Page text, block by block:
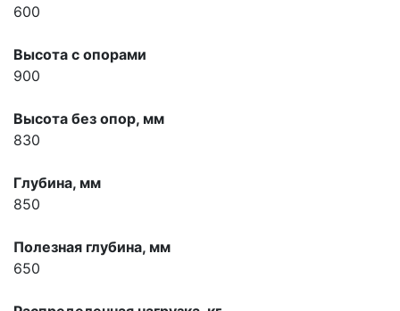
600
Высота с опорами
900
Высота без опор, мм
830
Глубина, мм
850
Полезная глубина, мм
650